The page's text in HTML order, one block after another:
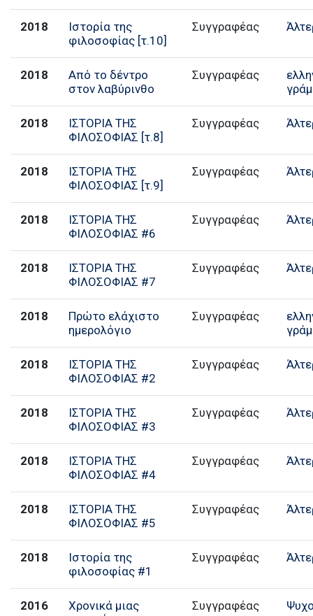
2018
Ιστορία της
φιλοσοφίας [τ.10]
Συγγραφέας
2018
Από το δέντρο
στον λαβύρινθο
Συγγραφέας
2018
ΙΣΤΟΡΙΑ ΤΗΣ
ΦΙΛΟΣΟΦΙΑΣ [τ.8]
Συγγραφέας
2018
ΙΣΤΟΡΙΑ ΤΗΣ
ΦΙΛΟΣΟΦΙΑΣ [τ.9]
Συγγραφέας
2018
ΙΣΤΟΡΙΑ ΤΗΣ
ΦΙΛΟΣΟΦΙΑΣ #6
Συγγραφέας
2018
ΙΣΤΟΡΙΑ ΤΗΣ
ΦΙΛΟΣΟΦΙΑΣ #7
Συγγραφέας
2018
Πρώτο ελάχιστο
ημερολόγιο
Συγγραφέας
2018
ΙΣΤΟΡΙΑ ΤΗΣ
ΦΙΛΟΣΟΦΙΑΣ #2
Συγγραφέας
2018
ΙΣΤΟΡΙΑ ΤΗΣ
ΦΙΛΟΣΟΦΙΑΣ #3
Συγγραφέας
2018
ΙΣΤΟΡΙΑ ΤΗΣ
ΦΙΛΟΣΟΦΙΑΣ #4
Συγγραφέας
2018
ΙΣΤΟΡΙΑ ΤΗΣ
ΦΙΛΟΣΟΦΙΑΣ #5
Συγγραφέας
2018
Ιστορία της
φιλοσοφίας #1
Συγγραφέας
2016
Χρονικά μιας
Συγγραφέας